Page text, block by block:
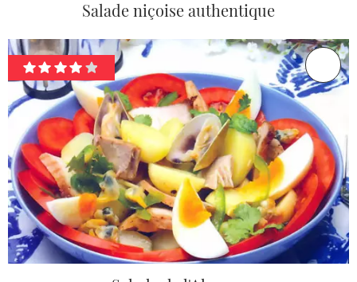
Salade niçoise authentique